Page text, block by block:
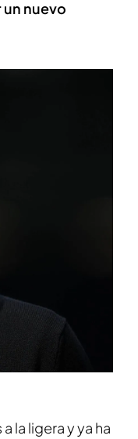
nuevo
la ligera y ya ha